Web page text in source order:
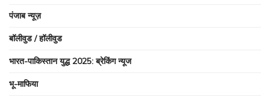
पंजाब न्यूज़
बॉलीवुड / हॉलीवुड
भारत-पाकिस्तान युद्ध 2025: ब्रेकिंग न्यूज
भू-माफिया